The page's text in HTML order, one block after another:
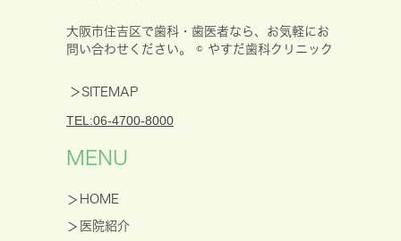
大阪市住吉区で歯科・歯医者なら、お気軽にお
問い合わせください。 © やすだ歯科クリニック
＞SITEMAP
TEL:06-4700-8000
MENU
HOME
医院紹介